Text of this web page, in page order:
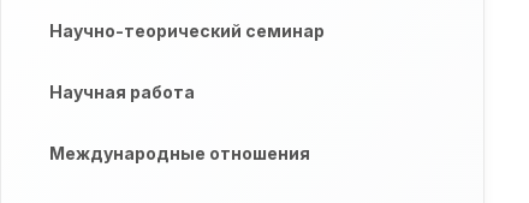
Научно-теорический семинар
Научная работа
Международные отношения